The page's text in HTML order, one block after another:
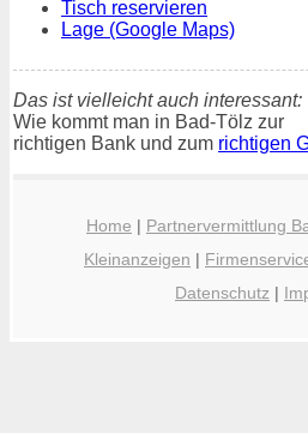
Tisch reservieren
Lage (Google Maps)
Das ist vielleicht auch interessant:
Wie kommt man in Bad-Tölz zur
richtigen Bank und zum richtigen
Home | Partnervermittlung
Kleinanzeigen |
Datenschutz |